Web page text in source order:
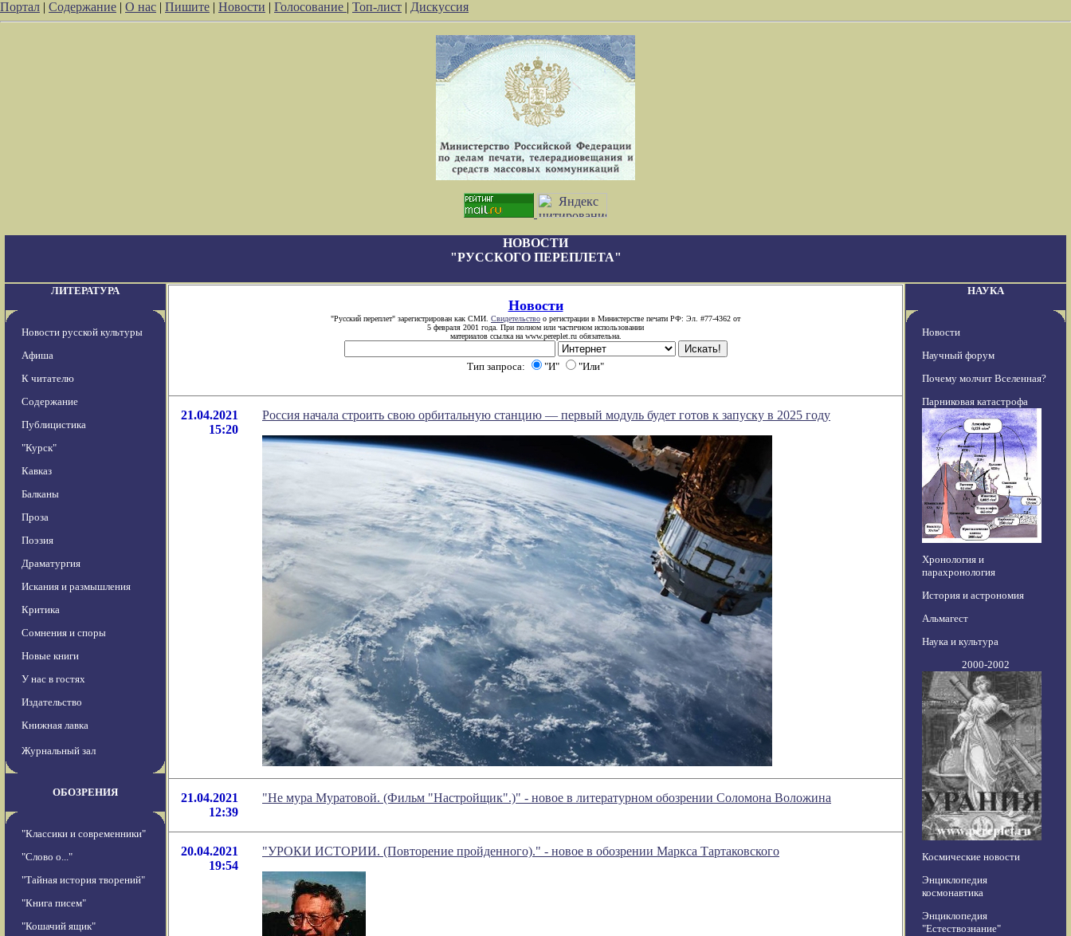
Портал | Содержание | О нас | Пишите | Новости | Голосование | Топ-лист | Дискуссия
НОВОСТИ
"РУССКОГО ПЕРЕПЛЕТА"
ЛИТЕРАТУРА
Новости русской культуры
Афиша
К читателю
Содержание
Публицистика
"Курск"
Кавказ
Балканы
Проза
Поэзия
Драматургия
Искания и размышления
Критика
Сомнения и споры
Новые книги
У нас в гостях
Издательство
Книжная лавка
Журнальный зал
ОБОЗРЕНИЯ
"Классики и современники"
"Слово о..."
"Тайная история творений"
"Книга писем"
"Кошачий ящик"
Новости
"Русский переплет" зарегистрирован как СМИ. Свидетельство о регистрации в Министерстве печати РФ: Эл. #77-4362 от
5 февраля 2001 года. При полном или частичном использовании
материалов ссылка на www.pereplet.ru обязательна.
Тип запроса: "И" "Или"
21.04.2021
15:20
Россия начала строить свою орбитальную станцию — первый модуль будет готов к запуску в 2025 году
21.04.2021
12:39
"Не мура Муратовой. (Фильм "Настройщик".)" - новое в литературном обозрении Соломона Воложина
20.04.2021
19:54
"УРОКИ ИСТОРИИ. (Повторение пройденного)." - новое в обозрении Маркса Тартаковского
НАУКА
Новости
Научный форум
Почему молчит Вселенная?
Парниковая катастрофа
Хронология и
парахронология
История и астрономия
Альмагест
Наука и культура
2000-2002
Космические новости
Энциклопедия
космонавтика
Энциклопедия
"Естествознание"